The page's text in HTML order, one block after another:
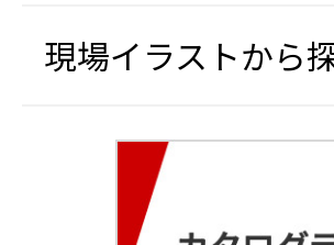
現場イラストから